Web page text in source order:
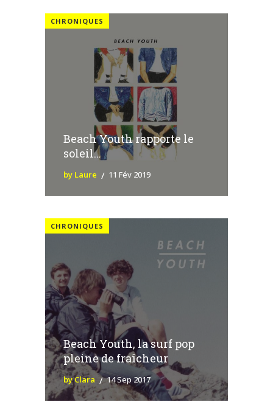
CHRONIQUES
Beach Youth rapporte le
soleil…
by Laure 11 Fév 2019
CHRONIQUES
Beach Youth, la surf pop
pleine de fraîcheur
by Clara 14 Sep 2017